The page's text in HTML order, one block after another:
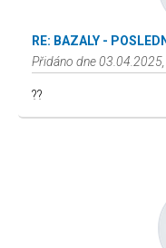
RE: BAZALY -
Přidáno dne
??